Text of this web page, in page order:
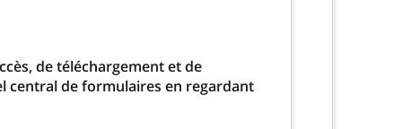
de téléchargement et de
central de formulaires en regardant